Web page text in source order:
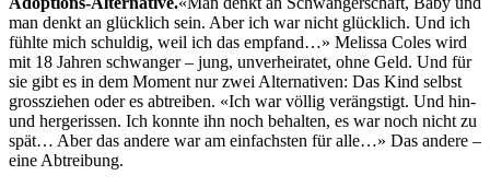
man denkt an glücklich sein. Aber ich war nicht glücklich. Und ich
fühlte mich schuldig, weil ich das empfand…» Melissa Coles wird
mit 18 Jahren schwanger – jung, unverheiratet, ohne Geld. Und für
sie gibt es in dem Moment nur zwei Alternativen: Das Kind selbst
grossziehen oder es abtreiben. «Ich war völlig verängstigt. Und hin-
und hergerissen. Ich konnte ihn noch behalten, es war noch nicht zu
spät… Aber das andere war am einfachsten für alle…» Das andere –
eine Abtreibung.